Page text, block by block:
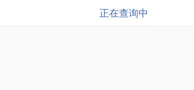
正在查询中